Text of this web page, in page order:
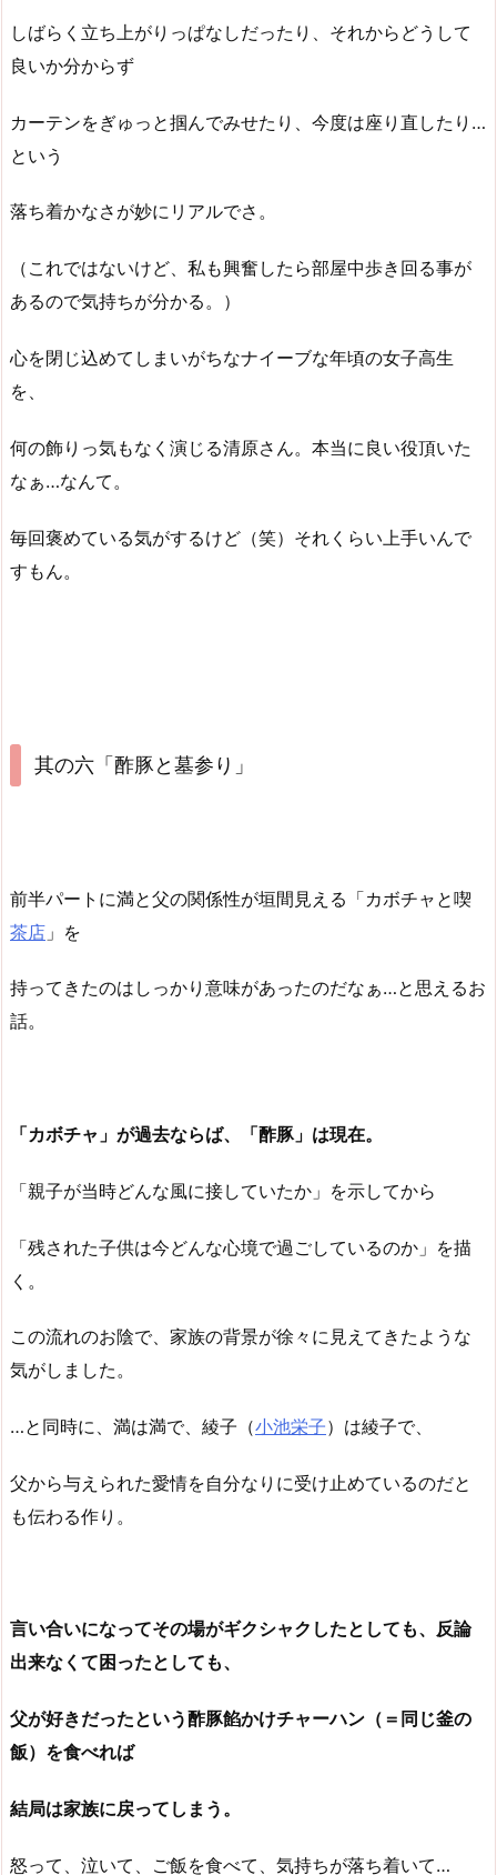
しばらく立ち上がりっぱなしだったり、それからどうして
良いか分からず
カーテンをぎゅっと掴んでみせたり、今度は座り直したり…
という
落ち着かなさが妙にリアルでさ。
（これではないけど、私も興奮したら部屋中歩き回る事が
あるので気持ちが分かる。）
心を閉じ込めてしまいがちなナイーブな年頃の女子高生
を、
何の飾りっ気もなく演じる清原さん。本当に良い役頂いた
なぁ…なんて。
毎回褒めている気がするけど（笑）それくらい上手いんで
すもん。
其の六「酢豚と墓参り」
前半パートに満と父の関係性が垣間見える「カボチャと喫
茶店 」を
持ってきたのはしっかり意味があったのだなぁ…と思えるお
話。
「カボチャ」が過去ならば、「酢豚」は現在。
「親子が当時どんな風に接していたか」を示してから
「残された子供は今どんな心境で過ごしているのか」を描
く。
この流れのお陰で、家族の背景が徐々に見えてきたような
気がしました。
…と同時に、満は満で、綾子（小池栄子）は綾子で、
父から与えられた愛情を自分なりに受け止めているのだと
も伝わる作り。
言い合いになってその場がギクシャクしたとしても、反論
出来なくて困ったとしても、
父が好きだったという酢豚餡かけチャーハン（＝同じ釜の
飯）を食べれば
結局は家族に戻ってしまう。
怒って、泣いて、ご飯を食べて、気持ちが落ち着いて…